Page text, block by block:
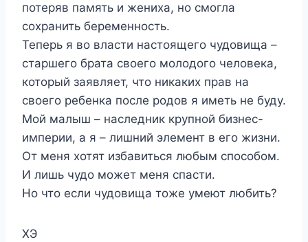
потеряв память и жениха, но смогла
сохранить беременность.
Теперь я во власти настоящего чудовища –
старшего брата своего молодого человека,
который заявляет, что никаких прав на
своего ребенка после родов я иметь не буду.
Мой малыш – наследник крупной бизнес-
империи, а я – лишний элемент в его жизни.
От меня хотят избавиться любым способом.
И лишь чудо может меня спасти.
Но что если чудовища тоже умеют любить?
ХЭ